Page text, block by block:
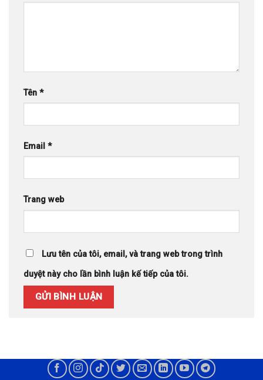
Tên *
Email *
Trang web
Lưu tên của tôi, email, và trang web trong trình
duyệt này cho lần bình luận kế tiếp của tôi.